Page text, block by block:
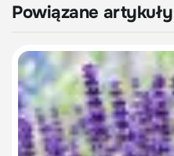
Powiązane artykuły